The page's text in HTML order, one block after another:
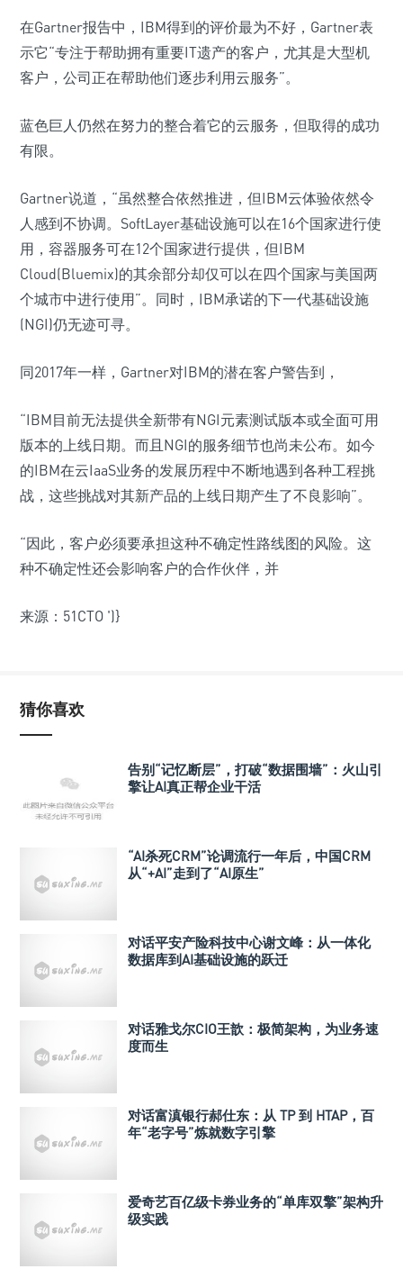
在Gartner报告中，IBM得到的评价最为不好，Gartner表
示它“专注于帮助拥有重要IT遗产的客户，尤其是大型机
客户，公司正在帮助他们逐步利用云服务”。
蓝色巨人仍然在努力的整合着它的云服务，但取得的成功
有限。
Gartner说道，“虽然整合依然推进，但IBM云体验依然令
人感到不协调。SoftLayer基础设施可以在16个国家进行使
用，容器服务可在12个国家进行提供，但IBM
Cloud(Bluemix)的其余部分却仅可以在四个国家与美国两
个城市中进行使用”。同时，IBM承诺的下一代基础设施
(NGI)仍无迹可寻。
同2017年一样，Gartner对IBM的潜在客户警告到，
“IBM目前无法提供全新带有NGI元素测试版本或全面可用
版本的上线日期。而且NGI的服务细节也尚未公布。如今
的IBM在云IaaS业务的发展历程中不断地遇到各种工程挑
战，这些挑战对其新产品的上线日期产生了不良影响”。
“因此，客户必须要承担这种不确定性路线图的风险。这
种不确定性还会影响客户的合作伙伴，并
来源：51CTO ')}
猜你喜欢
告别“记忆断层”，打破“数据围墙”：火山引
擎让AI真正帮企业干活
“AI杀死CRM”论调流行一年后，中国CRM
从“+AI”走到了“AI原生”
对话平安产险科技中心谢文峰：从一体化
数据库到AI基础设施的跃迁
对话雅戈尔CIO王歆：极简架构，为业务速
度而生
对话富滇银行郝仕东：从 TP 到 HTAP，百
年“老字号”炼就数字引擎
爱奇艺百亿级卡券业务的“单库双擎”架构升
级实践